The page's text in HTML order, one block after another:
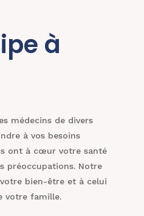
à
médecins de divers
à vos besoins
ont à cœur votre santé
préoccupations. Notre
bien-être et à celui
votre famille.